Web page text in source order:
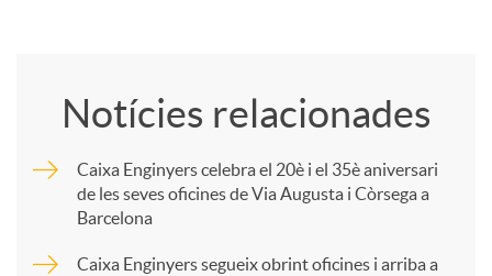
Notícies relacionades
Caixa Enginyers celebra el 20è i el 35è aniversari
de les seves oficines de Via Augusta i Còrsega a
Barcelona
Caixa Enginyers segueix obrint oficines i arriba a